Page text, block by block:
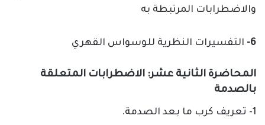
والاضطرابات المرتبطة به
6- التفسيرات النظرية للوسواس القهري
المحاضرة الثانية عشر: الاضطرابات المتعلقة
بالصدمة
1- تعريف كرب ما بعد الصدمة.